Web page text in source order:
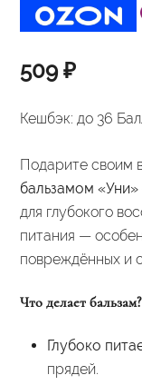
509₽
Кешбэк: до 36
Подарите своим
бальзамом «Уни»
для глубокого
питания —
повреждённых и
Что делает бальзам?
Глубоко
прядей.